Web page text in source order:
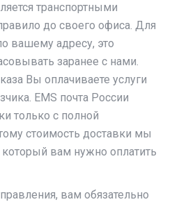
транспортными
до своего офиса. Для
вашему адресу, это
заранее с нами.
Вы оплачиваете услуги
EMS почта России
только с полной
стоимость доставки мы
вам нужно оплатить
вам обязательно